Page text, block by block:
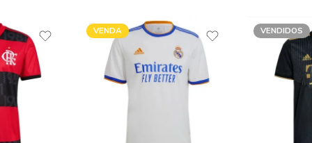
VENDIDOS VENDIDOS